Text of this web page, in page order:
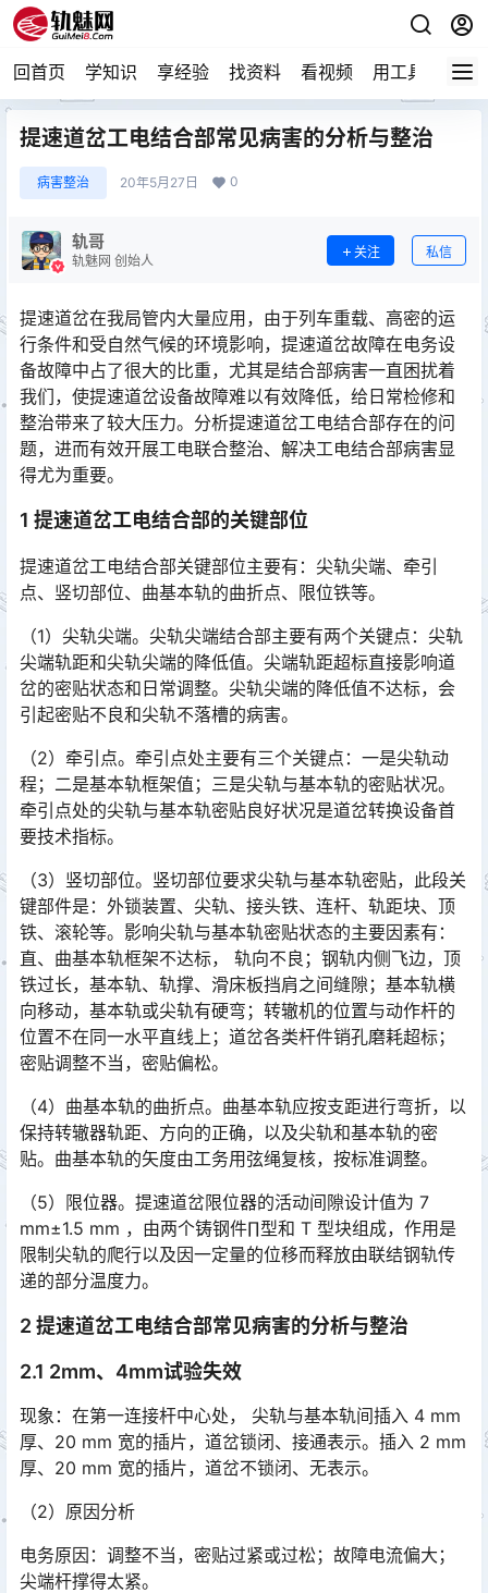
回首页 学知识 享经验 找资料 看视频 用工具 论技
提速道岔工电结合部常见病害的分析与整治
病害整治 20年5月27日 0
轨哥
轨魅网 创始人
关注 私信
提速道岔在我局管内大量应用，由于列车重载、高密的运
行条件和受自然气候的环境影响，提速道岔故障在电务设
备故障中占了很大的比重，尤其是结合部病害一直困扰着
我们，使提速道岔设备故障难以有效降低，给日常检修和
整治带来了较大压力。分析提速道岔工电结合部存在的问
题，进而有效开展工电联合整治、解决工电结合部病害显
得尤为重要。󠅅󠅃󠄵󠅂󠄪󠇖󠆨󠆨󠇕󠆞󠆒󠅬󠇘󠆭󠆘󠇙󠆝󠅵󠇗󠆭󠆁󠄐󠇗󠅹󠅸󠇖󠆍󠅳󠇖󠅹󠅰󠇖󠆌󠅹
1 提速道岔工电结合部的关键部位
提速道岔工电结合部关键部位主要有：尖轨尖端、牵引
点、竖切部位、曲基本轨的曲折点、限位铁等。
（1）尖轨尖端。尖轨尖端结合部主要有两个关键点：尖轨
尖端轨距和尖轨尖端的降低值。尖端轨距超标直接影响道
岔的密贴状态和日常调整。尖轨尖端的降低值不达标，会
引起密贴不良和尖轨不落槽的病害。󠅅󠅃󠄵󠅂󠄪󠇖󠆨󠆨󠇕󠆞󠆒󠅬󠇘󠆭󠆘󠇙󠆝󠅵󠇗󠆭󠆁󠄐󠇗󠅹󠅸󠇖󠆍󠅳󠇖󠅹󠅰󠇖󠆌󠅹
（2）牵引点。牵引点处主要有三个关键点：一是尖轨动
程；二是基本轨框架值；三是尖轨与基本轨的密贴状况。
牵引点处的尖轨与基本轨密贴良好状况是道岔转换设备首
要技术指标。󠅅󠅃󠄵󠅂󠄪󠇖󠆨󠆨󠇕󠆞󠆒󠅬󠇘󠆭󠆘󠇙󠆝󠅵󠇗󠆭󠆁󠄐󠇗󠅹󠅸󠇖󠆍󠅳󠇖󠅹󠅰󠇖󠆌󠅹
（3）竖切部位。竖切部位要求尖轨与基本轨密贴，此段关
键部件是：外锁装置、尖轨、接头铁、连杆、轨距块、顶
铁、滚轮等。影响尖轨与基本轨密贴状态的主要因素有：
直、曲基本轨框架不达标， 轨向不良；钢轨内侧飞边，顶
铁过长，基本轨、轨撑、滑床板挡肩之间缝隙；基本轨横
向移动，基本轨或尖轨有硬弯；转辙机的位置与动作杆的
位置不在同一水平直线上；道岔各类杆件销孔磨耗超标；
密贴调整不当，密贴偏松。󠅅󠅃󠄵󠅂󠄪󠇖󠆨󠆨󠇕󠆞󠆒󠅬󠇘󠆭󠆘󠇙󠆝󠅵󠇗󠆭󠆁󠄐󠇗󠅹󠅸󠇖󠆍󠅳󠇖󠅹󠅰󠇖󠆌󠅹
（4）曲基本轨的曲折点。曲基本轨应按支距进行弯折，以
保持转辙器轨距、方向的正确，以及尖轨和基本轨的密
贴。曲基本轨的矢度由工务用弦绳复核，按标准调整。
（5）限位器。提速道岔限位器的活动间隙设计值为 7
mm±1.5 mm ，由两个铸钢件∏型和 T 型块组成，作用是
限制尖轨的爬行以及因一定量的位移而释放由联结钢轨传
递的部分温度力。󠅅󠅃󠄵󠅂󠄪󠇖󠆨󠆨󠇕󠆞󠆒󠅬󠇘󠆭󠆘󠇙󠆝󠅵󠇗󠆭󠆁󠄐󠇗󠅹󠅸󠇖󠆍󠅳󠇖󠅹󠅰󠇖󠆌󠅹
2 提速道岔工电结合部常见病害的分析与整治
2.1 2mm、4mm试验失效
现象：在第一连接杆中心处， 尖轨与基本轨间插入 4 mm
厚、20 mm 宽的插片，道岔锁闭、接通表示。插入 2 mm
厚、20 mm 宽的插片，道岔不锁闭、无表示。󠅅󠅃󠄵󠅂󠄪󠇖󠆨󠆨󠇕󠆞󠆒󠅬󠇘󠆭󠆘󠇙󠆝󠅵󠇗󠆭󠆁󠄐󠇗󠅹󠅸󠇖󠆍󠅳󠇖󠅹󠅰󠇖󠆌󠅹
（2）原因分析
电务原因：调整不当，密贴过紧或过松；故障电流偏大；
尖端杆撑得太紧。